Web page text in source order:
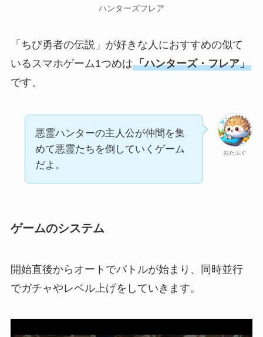
ハンターズフレア
「ちび勇者の伝説」が好きな人におすすめの似て
いるスマホゲーム1つめは「ハンターズ・フレア」
です。
おたふぐ
悪霊ハンターの主人公が仲間を集
めて悪霊たちを倒していくゲーム
だよ。
ゲームのシステム
開始直後からオートでバトルが始まり、同時並行
でガチャやレベル上げをしていきます。